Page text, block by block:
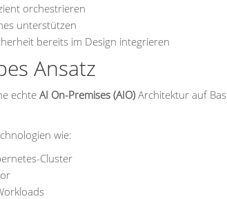
orchestrieren
unterstützen
bereits im Design integrieren
Ansatz
echte AI On-Premises (AIO) Architektur auf
wie:
Cluster